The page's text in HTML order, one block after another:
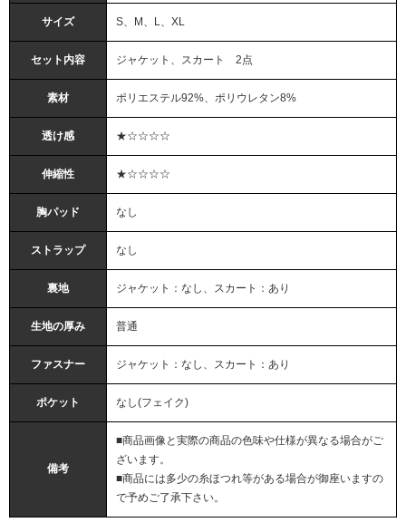
サイズ S、M、L、XL
セット内容 ジャケット、スカート 2点
素材 ポリエステル92%、ポリウレタン8%
透け感 ★☆☆☆☆
伸縮性 ★☆☆☆☆
胸パッド なし
ストラップ なし
裏地 ジャケット：なし、スカート：あり
生地の厚み 普通
ファスナー ジャケット：なし、スカート：あり
ポケット なし(フェイク)
備考
■商品画像と実際の商品の色味や仕様が異なる場合がご
ざいます。
■商品には多少の糸ほつれ等がある場合が御座いますの
で予めご了承下さい。